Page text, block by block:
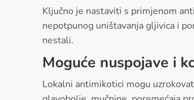
Ključno je nastaviti s primjenom
nepotpunog uništavanja gljivica i
nestali.
Moguće nuspojave i
Lokalni antimikotici mogu